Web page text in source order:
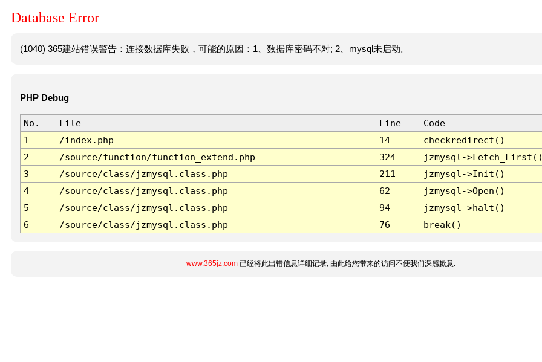
Database Error
(1040) 365建站错误警告：连接数据库失败，可能的原因：1、数据库密码不对; 2、mysql未启动。
PHP Debug
No. File Line
Code
1
/index.php 14
checkredirect()
2
/source/function/function_extend.php 324
jzmysql-
3
/source/class/jzmysql.class.php 211
jzmysql->Init()
4
/source/class/jzmysql.class.php 62
jzmysql->Open()
5
/source/class/jzmysql.class.php 94
jzmysql->halt()
6
/source/class/jzmysql.class.php 76 break()
www.365jz.com已经将此出错信息详细记录, 由此给您带来的访问不便我们深感歉意.